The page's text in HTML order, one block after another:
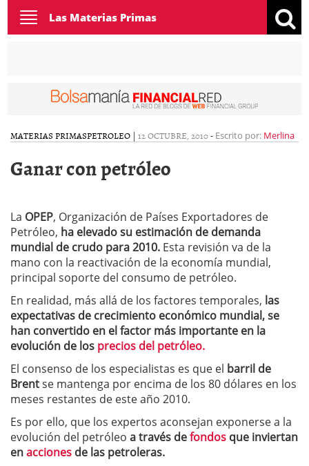
Toggle
navigation
Las Materias Primas
MATERIAS PRIMASPETROLEO | 12 OCTUBRE, 2010- Escrito por: Merlina
Ganar con petróleo
La OPEP, Organización de Países Exportadores de
Petróleo, ha elevado su estimación de demanda
mundial de crudo para 2010. Esta revisión va de la
mano con la reactivación de la economía mundial,
principal soporte del consumo de petróleo.
En realidad, más allá de los factores temporales, las
expectativas de crecimiento económico mundial, se
han convertido en el factor más importante en la
evolución de los precios del petróleo.
El consenso de los especialistas es que el barril de
Brentse mantenga por encima de los 80 dólares en los
meses restantes de este año 2010.
Es por ello, que los expertos aconsejan exponerse a la
evolución del petróleo a través defondos que inviertan
enacciones de las petroleras.